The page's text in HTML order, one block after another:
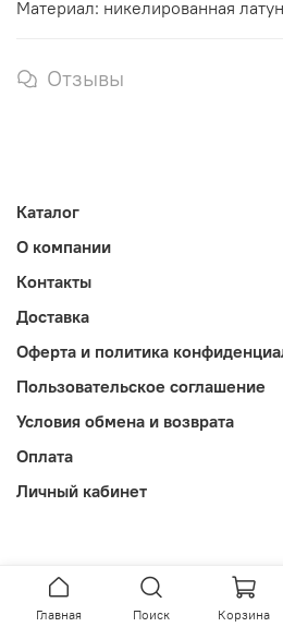
Материал: никелированная
Отзывы
Каталог
О компании
Контакты
Доставка
Оферта и политика
Пользовательское соглашение
Условия обмена и возврата
Оплата
Личный кабинет
Главная Поиск Корзина